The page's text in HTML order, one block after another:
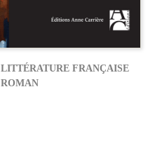
LITTÉRATURE FRANÇAISE
ROMAN